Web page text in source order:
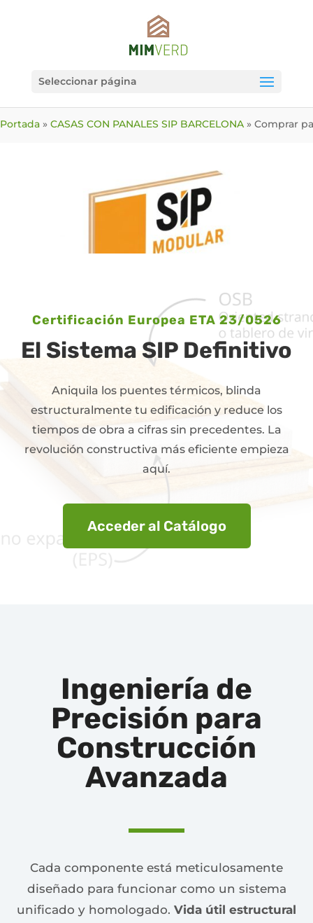
Seleccionar página
Portada » CASAS CON PANALES SIP BARCELONA » Comprar
Certificación Europea ETA 23/0526
El Sistema SIP Definitivo
Aniquila los puentes térmicos, blinda
estructuralmente tu edificación y reduce los
tiempos de obra a cifras sin precedentes. La
revolución constructiva más eficiente empieza
aquí.
Acceder al Catálogo
Ingeniería de
Precisión para
Construcción
Avanzada
Cada componente está meticulosamente
diseñado para funcionar como un sistema
unificado y homologado. Vida útil estructural